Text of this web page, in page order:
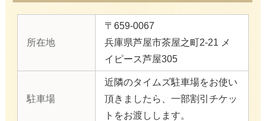
所在地
〒659-0067
兵庫県芦屋市茶屋之町2-21 メ
イピース芦屋305
駐車場
近隣のタイムズ駐車場をお使い
頂きましたら、一部割引チケッ
トをお渡しします。